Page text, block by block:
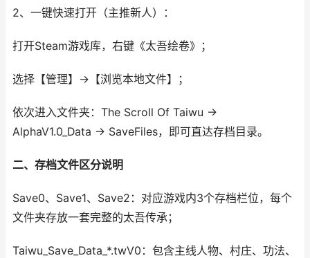
2、一键快速打开（主推新人）：
打开Steam游戏库，右键《太吾绘卷》；
选择【管理】→【浏览本地文件】；
依次进入文件夹：The Scroll Of Taiwu →
AlphaV1.0_Data → SaveFiles，即可直达存档目录。
二、存档文件区分说明
Save0、Save1、Save2：对应游戏内3个存档栏位，每个
文件夹存放一套完整的太吾传承；
Taiwu_Save_Data_*.twV0：包含主线人物、村庄、功法、